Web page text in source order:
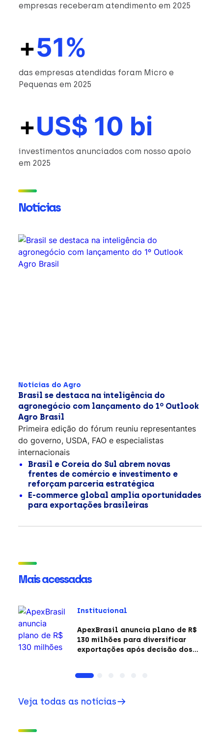
empresas receberam atendimento em 2025
+51%
das empresas atendidas foram Micro e
Pequenas em 2025
+US$ 10 bi
investimentos anunciados com nosso apoio
em 2025
Notícias
Notícias do Agro
Brasil se destaca na inteligência do
agronegócio com lançamento do 1º Outlook
Agro Brasil
Primeira edição do fórum reuniu representantes
do governo, USDA, FAO e especialistas
internacionais
Brasil e Coreia do Sul abrem novas
frentes de comércio e investimento e
reforçam parceria estratégica
E-commerce global amplia oportunidades
para exportações brasileiras
Mais acessadas
Institucional
ApexBrasil anuncia plano de R$
130 milhões para diversificar
exportações após decisão dos
Veja todas as notícias